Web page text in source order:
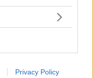
Privacy Policy